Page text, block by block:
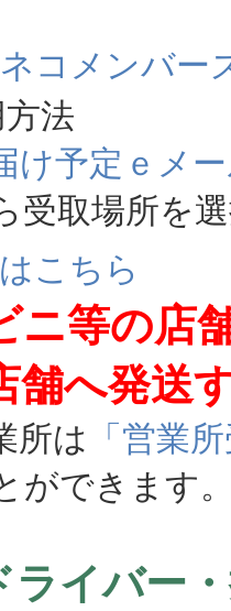
コメンバー
法
け予定ｅメ
受取場所を
こちら
等の店
舗へ発送
は 「営業
ができます
ライバー